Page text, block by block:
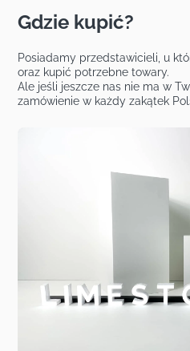
Gdzie kupić?
Posiadamy przedstawicieli, u
oraz kupić potrzebne towary.
Ale jeśli jeszcze nas nie ma w
zamówienie w każdy zakątek